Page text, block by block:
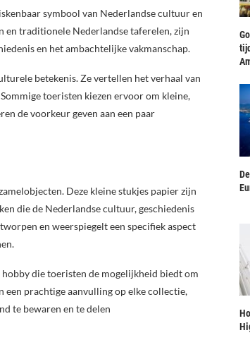
symbool van Nederlandse cultuur en
en traditionele Nederlandse taferelen, zijn
en het ambachtelijke vakmanschap.
betekenis. Ze vertellen het verhaal van
toeristen kiezen ervoor om kleine,
de voorkeur geven aan een paar
Deze kleine stukjes papier zijn
die de Nederlandse cultuur, geschiedenis
en weerspiegelt een specifiek aspect
die toeristen de mogelijkheid biedt om
een prachtige aanvulling op elke collectie,
te bewaren en te delen